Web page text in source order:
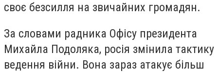
своє безсилля на звичайних громадян.
За словами радника Офісу президента
Михайла Подоляка, росія змінила тактику
ведення війни. Вона зараз атакує більш